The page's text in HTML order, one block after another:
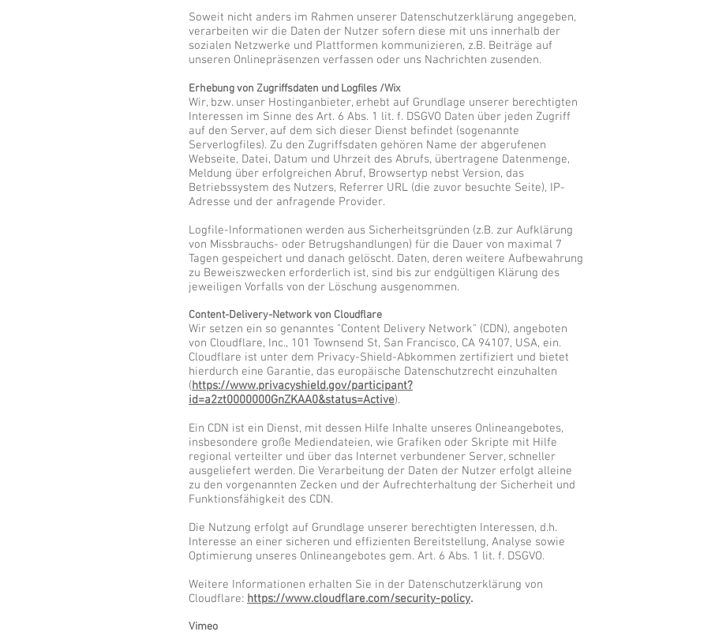
Soweit nicht anders im Rahmen unserer Datenschutzerklärung angegeben,
verarbeiten wir die Daten der Nutzer sofern diese mit uns innerhalb der
sozialen Netzwerke und Plattformen kommunizieren, z.B. Beiträge auf
unseren Onlinepräsenzen verfassen oder uns Nachrichten zusenden.
Erhebung von Zugriffsdaten und Logfiles /Wix
Wir, bzw. unser Hostinganbieter, erhebt auf Grundlage unserer berechtigten
Interessen im Sinne des Art. 6 Abs. 1 lit. f. DSGVO Daten über jeden Zugriff
auf den Server, auf dem sich dieser Dienst befindet (sogenannte
Serverlogfiles). Zu den Zugriffsdaten gehören Name der abgerufenen
Webseite, Datei, Datum und Uhrzeit des Abrufs, übertragene Datenmenge,
Meldung über erfolgreichen Abruf, Browsertyp nebst Version, das
Betriebssystem des Nutzers, Referrer URL (die zuvor besuchte Seite), IP-
Adresse und der anfragende Provider.
Logfile-Informationen werden aus Sicherheitsgründen (z.B. zur Aufklärung
von Missbrauchs- oder Betrugshandlungen) für die Dauer von maximal 7
Tagen gespeichert und danach gelöscht. Daten, deren weitere Aufbewahrung
zu Beweiszwecken erforderlich ist, sind bis zur endgültigen Klärung des
jeweiligen Vorfalls von der Löschung ausgenommen.
Content-Delivery-Network von Cloudflare
Wir setzen ein so genanntes "Content Delivery Network" (CDN), angeboten
von Cloudflare, Inc., 101 Townsend St, San Francisco, CA 94107, USA, ein.
Cloudflare ist unter dem Privacy-Shield-Abkommen zertifiziert und bietet
hierdurch eine Garantie, das europäische Datenschutzrecht einzuhalten
(https://www.privacyshield.gov/participant?
id=a2zt0000000GnZKAA0&status=Active).
Ein CDN ist ein Dienst, mit dessen Hilfe Inhalte unseres Onlineangebotes,
insbesondere große Mediendateien, wie Grafiken oder Skripte mit Hilfe
regional verteilter und über das Internet verbundener Server, schneller
ausgeliefert werden. Die Verarbeitung der Daten der Nutzer erfolgt alleine
zu den vorgenannten Zecken und der Aufrechterhaltung der Sicherheit und
Funktionsfähigkeit des CDN.
Die Nutzung erfolgt auf Grundlage unserer berechtigten Interessen, d.h.
Interesse an einer sicheren und effizienten Bereitstellung, Analyse sowie
Optimierung unseres Onlineangebotes gem. Art. 6 Abs. 1 lit. f. DSGVO.
Weitere Informationen erhalten Sie in der Datenschutzerklärung von
Cloudflare: https://www.cloudflare.com/security-policy.​
Vimeo